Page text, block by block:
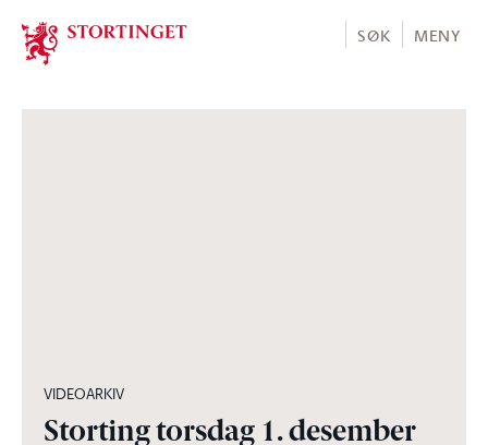
Stortinget.no
SØK MENY
VIDEOARKIV
Storting torsdag 1. desember